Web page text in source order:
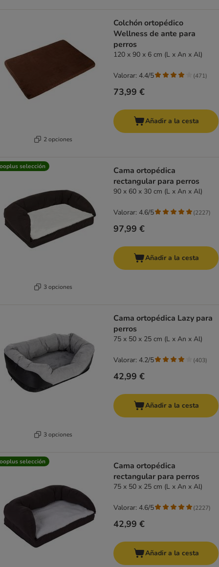
2 opciones
Colchón ortopédico
Wellness de ante para
perros
120 x 90 x 6 cm (L x An x Al)
73,99 €
Valorar: 4.4/5 (471)
Añadir a la cesta
selección
3 opciones
Cama ortopédica
rectangular para perros
90 x 60 x 30 cm (L x An x Al)
97,99 €
Valorar: 4.6/5 (2227)
Añadir a la cesta
3 opciones
Cama ortopédica Lazy para
perros
75 x 50 x 25 cm (L x An x Al)
42,99 €
Valorar: 4.2/5 (403)
Añadir a la cesta
selección
Cama ortopédica
rectangular para perros
75 x 50 x 25 cm (L x An x Al)
42,99 €
Valorar: 4.6/5 (2227)
Añadir a la cesta